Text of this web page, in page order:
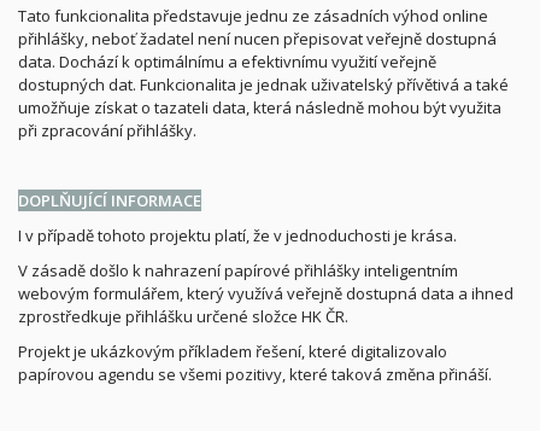
Tato funkcionalita představuje jednu ze zásadních výhod online
přihlášky, neboť žadatel není nucen přepisovat veřejně dostupná
data. Dochází k optimálnímu a efektivnímu využití veřejně
dostupných dat. Funkcionalita je jednak uživatelský přívětivá a také
umožňuje získat o tazateli data, která následně mohou být využita
při zpracování přihlášky.
DOPLŇUJÍCÍ INFORMACE
I v případě tohoto projektu platí, že v jednoduchosti je krása.
V zásadě došlo k nahrazení papírové přihlášky inteligentním
webovým formulářem, který využívá veřejně dostupná data a ihned
zprostředkuje přihlášku určené složce HK ČR.
Projekt je ukázkovým příkladem řešení, které digitalizovalo
papírovou agendu se všemi pozitivy, které taková změna přináší.